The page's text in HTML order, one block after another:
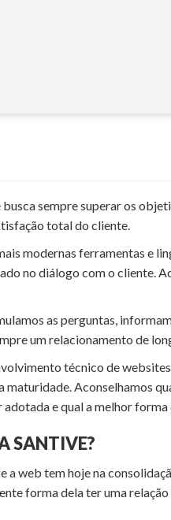
busca sempre superar os
total do cliente.
modernas ferramentas e
no diálogo com o cliente.
as perguntas,
um relacionamento de
técnico de
maturidade. Aconselhamos
e qual a melhor
SANTIVE?
a web tem hoje na
forma dela ter uma